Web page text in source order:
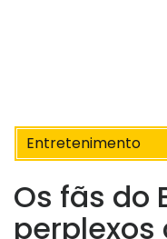
Entretenimento
Os fãs do
perplexos